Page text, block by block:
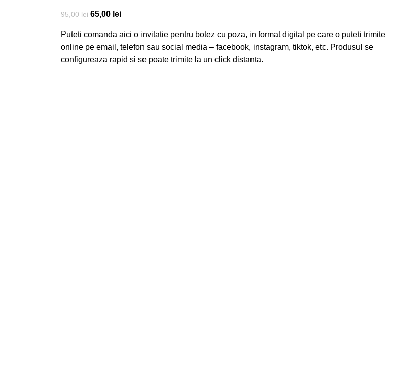
95,00lei 65,00 lei
Puteti comanda aici o invitatie pentru botez cu poza, in format digital pe care o puteti trimite
online pe email, telefon sau social media – facebook, instagram, tiktok, etc. Produsul se
configureaza rapid si se poate trimite la un click distanta.